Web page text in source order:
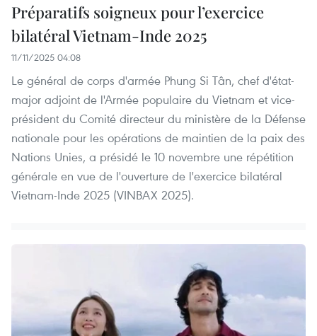
Préparatifs soigneux pour l’exercice
bilatéral Vietnam-Inde 2025
11/11/2025 04:08
Le général de corps d'armée Phung Si Tân, chef d'état-
major adjoint de l'Armée populaire du Vietnam et vice-
président du Comité directeur du ministère de la Défense
nationale pour les opérations de maintien de la paix des
Nations Unies, a présidé le 10 novembre une répétition
générale en vue de l'ouverture de l'exercice bilatéral
Vietnam-Inde 2025 (VINBAX 2025).